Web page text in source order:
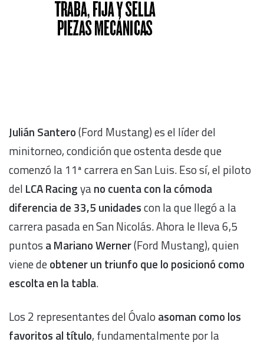
Julián Santero(Ford Mustang) es el líder del
minitorneo, condición que ostenta desde que
comenzó la 11ª carrera en San Luis. Eso sí, el piloto
del LCA Racingyano cuenta con la cómoda
diferencia de 33,5 unidadescon la que llegó a la
carrera pasada en San Nicolás. Ahora le lleva 6,5
puntos a Mariano Werner(Ford Mustang), quien
viene deobtener un triunfo que lo posicionó como
escolta en la tabla.
Los 2 representantes del Óvalo asoman como los
favoritos al título, fundamentalmente por la